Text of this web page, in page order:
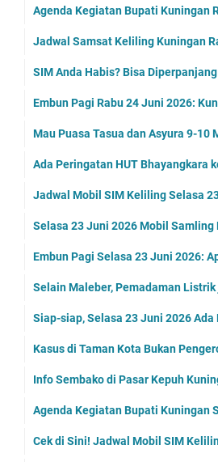
Agenda Kegiatan Bupati Kuningan
Jadwal Samsat Keliling Kuningan
SIM Anda Habis? Bisa
Embun Pagi Rabu 24 Juni 2026:
Mau Puasa Tasua dan Asyura 9-10
Ada Peringatan HUT Bhayangkara
Jadwal Mobil SIM Keliling Selasa
Selasa 23 Juni 2026 Mobil Samling
Embun Pagi Selasa 23 Juni 2026:
Selain Maleber, Pemadaman
Siap-siap, Selasa 23 Juni 2026
Kasus di Taman Kota Bukan
Info Sembako di Pasar Kepuh
Agenda Kegiatan Bupati Kuningan
Cek di Sini! Jadwal Mobil SIM